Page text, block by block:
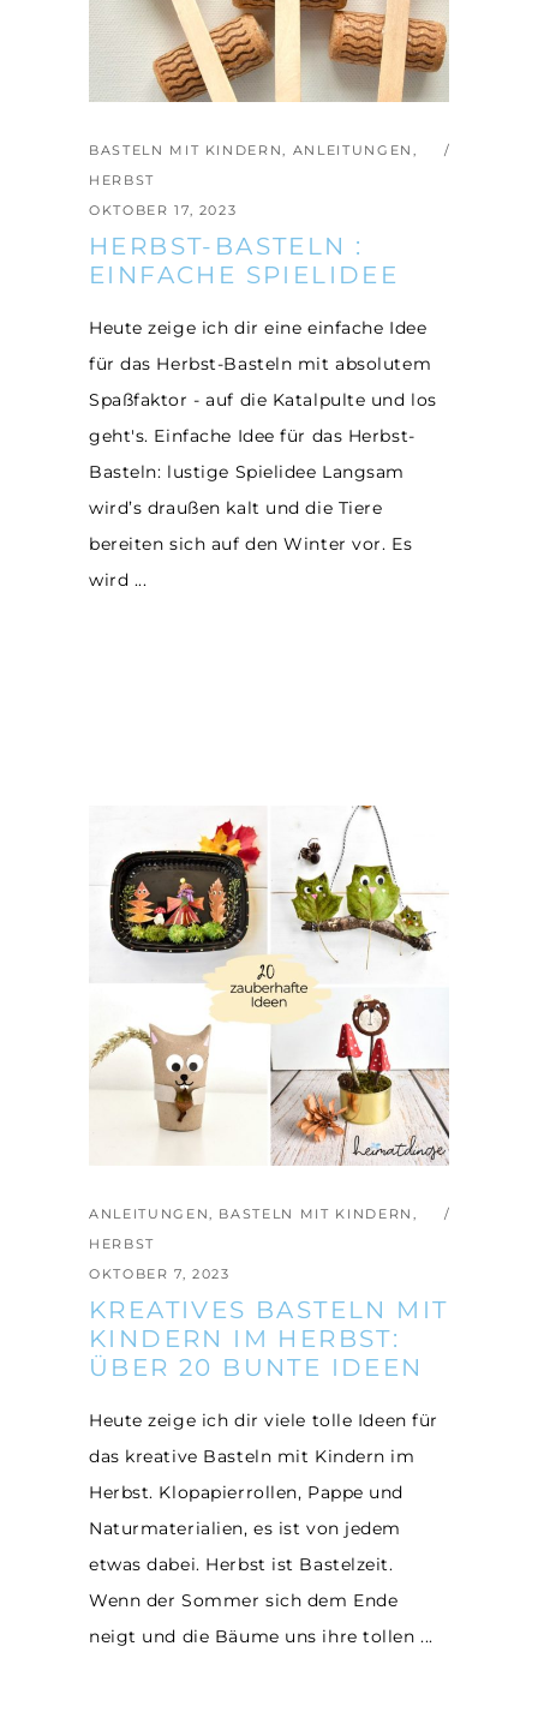
BASTELN MIT KINDERN, ANLEITUNGEN ,
HERBST
OKTOBER 17, 2023
HERBST-BASTELN :
EINFACHE SPIELIDEE
Heute zeige ich dir eine einfache Idee
für das Herbst-Basteln mit absolutem
Spaßfaktor - auf die Katalpulte und los
geht's. Einfache Idee für das Herbst-
Basteln: lustige Spielidee Langsam
wird’s draußen kalt und die Tiere
bereiten sich auf den Winter vor. Es
wird
ANLEITUNGEN, BASTELN MIT KINDERN ,
HERBST
OKTOBER 7, 2023
KREATIVES BASTELN MIT
KINDERN IM HERBST:
ÜBER 20 BUNTE IDEEN
Heute zeige ich dir viele tolle Ideen für
das kreative Basteln mit Kindern im
Herbst. Klopapierrollen, Pappe und
Naturmaterialien, es ist von jedem
etwas dabei. Herbst ist Bastelzeit.
Wenn der Sommer sich dem Ende
neigt und die Bäume uns ihre tollen